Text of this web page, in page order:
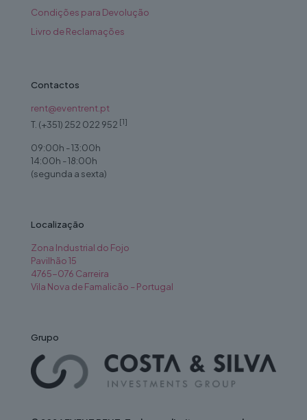
Condições para Devolução
Livro de Reclamações
Contactos
rent@eventrent.pt
T. (+351) 252 022 952 [1]
09:00h - 13:00h
14:00h - 18:00h
(segunda a sexta)
Localização
Zona Industrial do Fojo
Pavilhão 15
4765-076 Carreira
Vila Nova de Famalicão – Portugal
Grupo